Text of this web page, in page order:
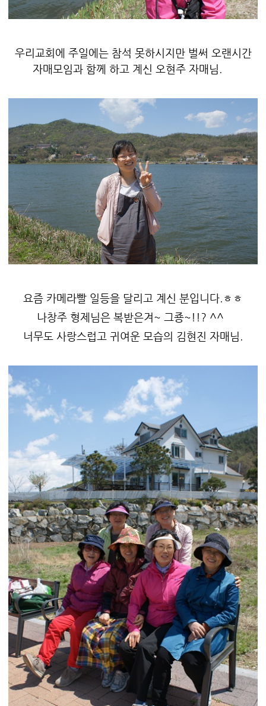
우리교회에 주일에는 참석 못하시지만 벌써 오랜시간
자매모임과 함께 하고 계신 오현주 자매님.
요즘 카메라빨 일등을 달리고 계신 분입니다.ㅎㅎ
나창주 형제님은 복받은겨~ 그죵~!!? ^^
너무도 사랑스럽고 귀여운 모습의 김현진 자매님.